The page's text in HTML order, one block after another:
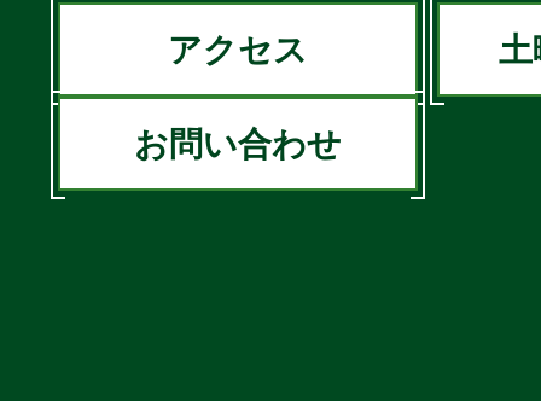
アクセス 土
お問い合わせ